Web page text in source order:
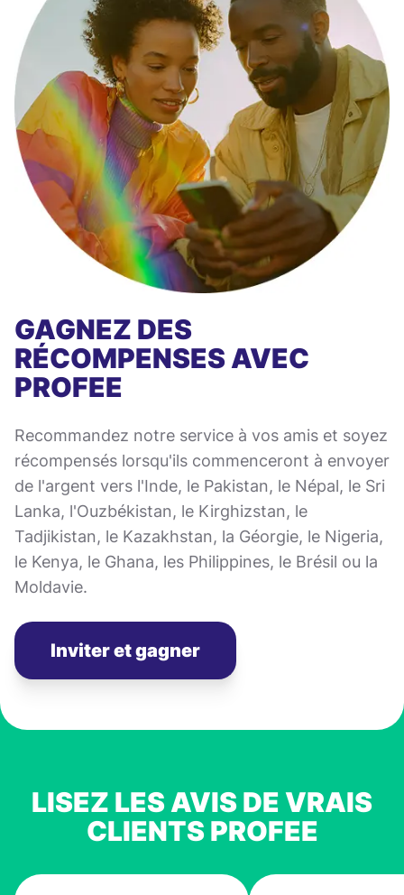
GAGNEZ DES
RÉCOMPENSES AVEC
PROFEE
Recommandez notre service à vos amis et soyez
récompensés lorsqu'ils commenceront à envoyer
de l'argent vers l'Inde, le Pakistan, le Népal, le Sri
Lanka, l'Ouzbékistan, le Kirghizstan, le
Tadjikistan, le Kazakhstan, la Géorgie, le Nigeria,
le Kenya, le Ghana, les Philippines, le Brésil ou la
Moldavie.
Inviter et gagner
LISEZ LES AVIS DE VRAIS
CLIENTS PROFEE